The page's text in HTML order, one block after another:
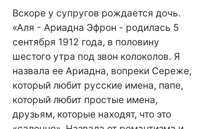
Вскоре у супругов рождается дочь.
«Аля - Ариадна Эфрон - родилась 5
сентября 1912 года, в половину
шестого утра под звон колоколов. Я
назвала ее Ариадна, вопреки Сереже,
который любит русские имена, папе,
который любит простые имена,
друзьям, которые находят, что это